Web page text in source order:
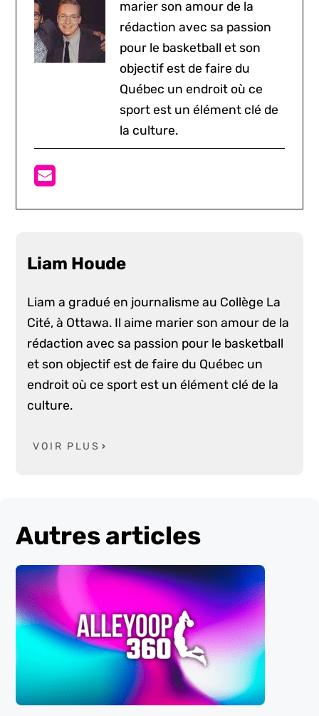
marier son amour de la
rédaction avec sa passion
pour le basketball et son
objectif est de faire du
Québec un endroit où ce
sport est un élément clé de
la culture.
Liam Houde
Liam a gradué en journalisme au Collège La
Cité, à Ottawa. Il aime marier son amour de la
rédaction avec sa passion pour le basketball
et son objectif est de faire du Québec un
endroit où ce sport est un élément clé de la
culture.
VOIR PLUS
Autres articles